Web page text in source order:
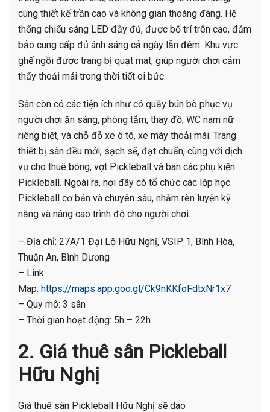
cùng thiết kế trần cao và không gian thoáng đãng. Hệ
thống chiếu sáng LED đầy đủ, được bố trí trên cao, đảm
bảo cung cấp đủ ánh sáng cả ngày lẫn đêm. Khu vực
ghế ngồi được trang bị quạt mát, giúp người chơi cảm
thấy thoải mái trong thời tiết oi bức.
Sân còn có các tiện ích như có quầy bún bò phục vụ
người chơi ăn sáng, phòng tắm, thay đồ, WC nam nữ
riêng biệt, và chỗ đỗ xe ô tô, xe máy thoải mái. Trang
thiết bị sân đều mới, sạch sẽ, đạt chuẩn, cùng với dịch
vụ cho thuê bóng, vợt Pickleball và bán các phụ kiện
Pickleball. Ngoài ra, nơi đây có tổ chức các lớp học
Pickleball cơ bản và chuyên sâu, nhằm rèn luyện kỹ
năng và nâng cao trình độ cho người chơi.
– Địa chỉ: 27A/1 Đại Lộ Hữu Nghị, VSIP 1, Bình Hòa,
Thuận An, Bình Dương
– Link
Map: https://maps.app.goo.gl/Ck9nKKfoFdtxNr1x7
– Quy mô: 3 sân
– Thời gian hoạt động: 5h – 22h
2. Giá thuê sân Pickleball
Hữu Nghị
Giá thuê sân Pickleball Hữu Nghị sẽ dao